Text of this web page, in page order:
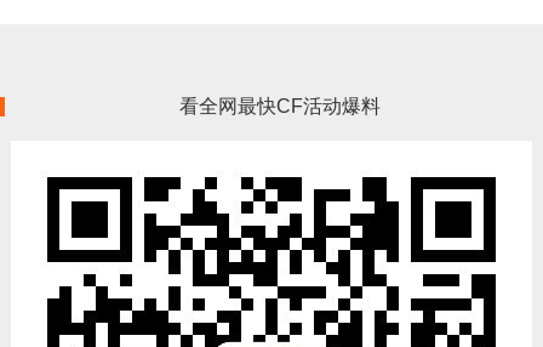
看全网最快CF活动爆料